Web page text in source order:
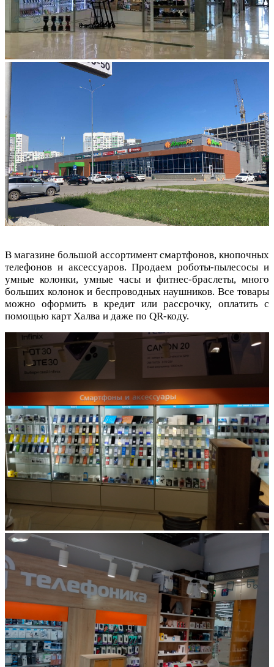
В магазине большой ассортимент смартфонов, кнопочных
телефонов и аксессуаров. Продаем роботы-пылесосы и
умные колонки, умные часы и фитнес-браслеты, много
больших колонок и беспроводных наушников. Все товары
можно оформить в кредит или рассрочку, оплатить с
помощью карт Халва и даже по QR-коду.